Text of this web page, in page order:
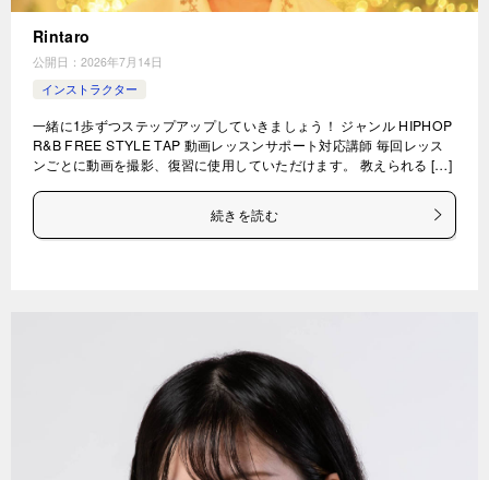
Rintaro
公開日： 2026年7月14日
インストラクター
一緒に1歩ずつステップアップしていきましょう！ ジャンル HIPHOP
R&B FREE STYLE TAP 動画レッスンサポート対応講師 毎回レッス
ンごとに動画を撮影、復習に使用していただけます。 教えられる […]
続きを読む